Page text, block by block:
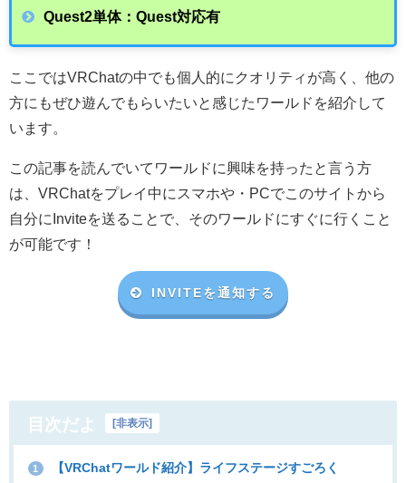
Quest2単体：Quest対応有
ここではVRChatの中でも個人的にクオリティが高く、他の
方にもぜひ遊んでもらいたいと感じたワールドを紹介して
います。
この記事を読んでいてワールドに興味を持ったと言う方
は、VRChatをプレイ中にスマホや・ PCでこのサイトから
自分に Inviteを送ることで、そのワールドにすぐに行くこと
が可能です！
INVITEを通知する
目次だよ [非表示]
1 【VRChatワールド紹介】ライフステージすごろく